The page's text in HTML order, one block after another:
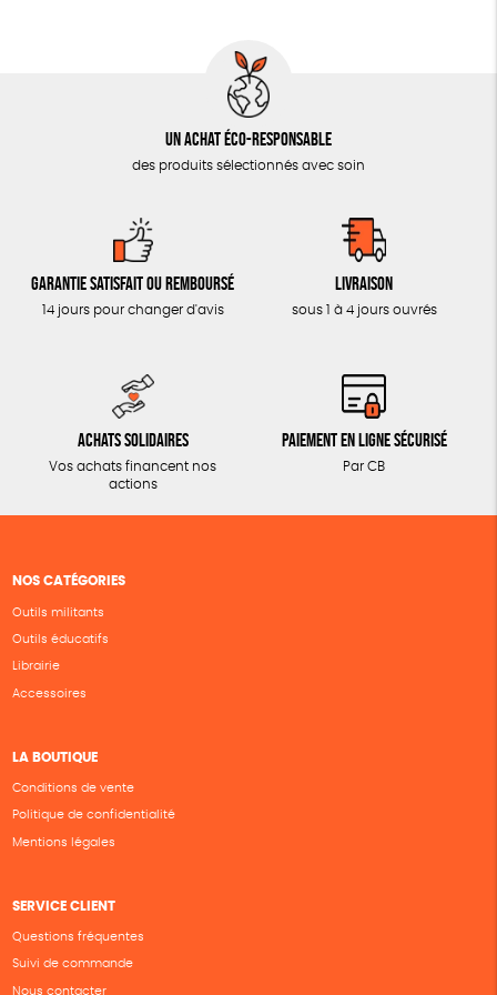
CUISINE / NUTRITION
ACCESSOIRES
Un achat éco-responsable
des produits sélectionnés avec soin
Garantie satisfait ou remboursé
14 jours pour changer d'avis
Livraison
sous 1 à 4 jours ouvrés
Achats solidaires
Vos achats financent nos
actions
Paiement en ligne sécurisé
Par CB
NOS CATÉGORIES
Outils militants
Outils éducatifs
Librairie
Accessoires
LA BOUTIQUE
Conditions de vente
Politique de confidentialité
Mentions légales
SERVICE CLIENT
Questions fréquentes
Suivi de commande
Nous contacter